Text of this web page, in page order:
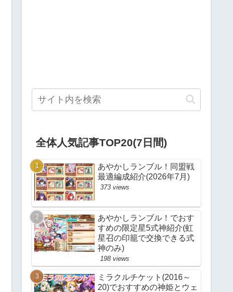
全体人気記事TOP20(7日間)
あやかしランブル！同盟戦
最適編成紹介(2026年7月)
373 views
あやかしランブル！でおす
すめの限定星5式神紹介(虹
星召の印籠で交換できる式
神のみ)
198 views
ミラクルチケット(2016～
20)でおすすめの神姫とウェ